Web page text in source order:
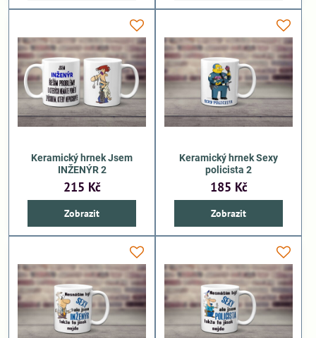
Keramický hrnek Jsem
INŽENÝR 2
215 Kč
Zobrazit
Keramický hrnek Sexy
policista 2
185 Kč
Zobrazit